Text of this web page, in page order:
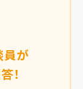
員が
！